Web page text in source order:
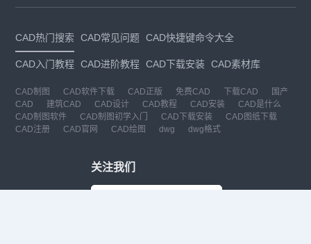
CAD热门搜索 CAD常见问题 CAD快捷键命令大全
CAD入门教程 CAD进阶教程 CAD下载安装 CAD素材库
CAD制图 CAD软件下载 CAD正版 免费CAD 下载CAD
国产
CAD
建筑CAD CAD设计 CAD教程 CAD安装
CAD是什么
CAD制图软件
CAD制图初学入门 CAD下载安装
CAD图纸下载
CAD注册
CAD官网 CAD绘图 dwg dwg格式
关注我们